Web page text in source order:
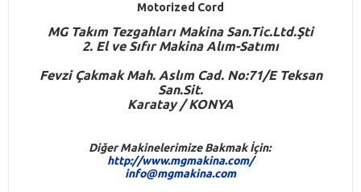
Motorized Cord
MGTakım Tezgahları Makina San.Tic.Ltd.Şti
2. El ve Sıfır Makina Alım-Satımı
Fevzi Çakmak Mah. Aslım Cad. No:71/E Teksan
San.Sit.
Karatay / KONYA
Diğer Makinelerimize Bakmak İçin:
http://www.mgmakina.com/
info@mgmakina.com